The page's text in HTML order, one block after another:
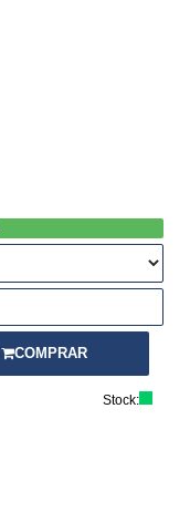
COMPRAR
Stock: